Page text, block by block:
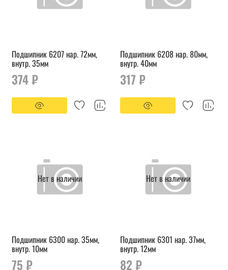
Подшипник 6207 нар. 72мм,
внутр. 35мм
374 ₽
Подшипник 6208 нар. 80мм,
внутр. 40мм
317 ₽
Нет в наличии
Подшипник 6300 нар. 35мм,
внутр. 10мм
75 ₽
Нет в наличии
Подшипник 6301 нар. 37мм,
внутр. 12мм
82 ₽